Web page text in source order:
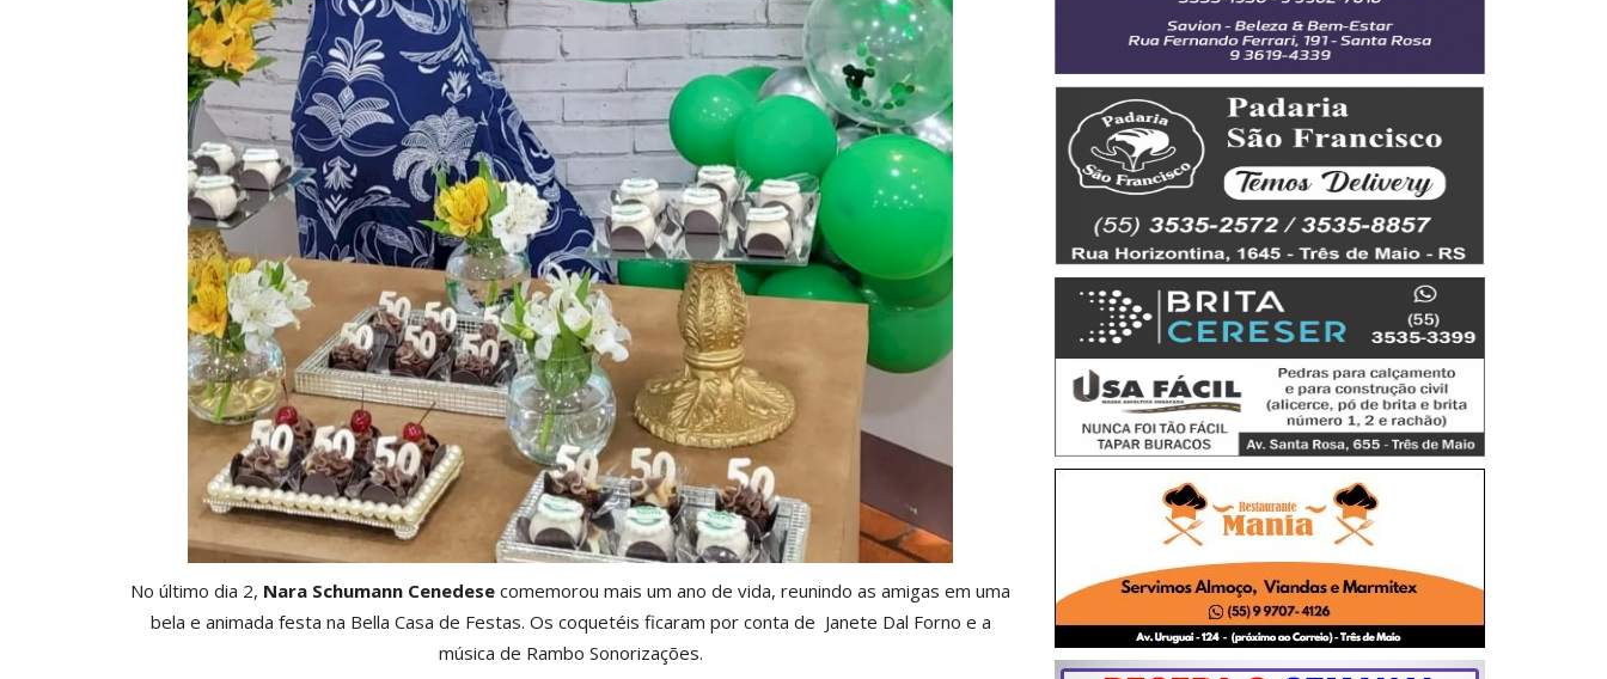
No último dia 2, Nara Schumann Cenedese comemorou mais um ano de vida, reunindo as amigas em uma
bela e animada festa na Bella Casa de Festas. Os coquetéis ficaram por conta de Janete Dal Forno e a
música de Rambo Sonorizações.